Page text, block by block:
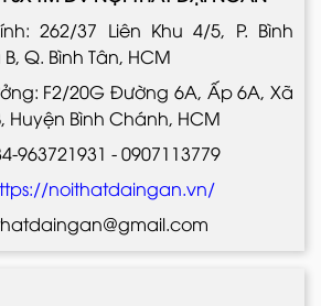
262/37 Liên Khu 4/5, P. Bình
Q. Bình Tân, HCM
F2/20G Đường 6A, Ấp 6A, Xã
Huyện Bình Chánh, HCM
963721931 - 0907113779
noithatdaingan.vn/